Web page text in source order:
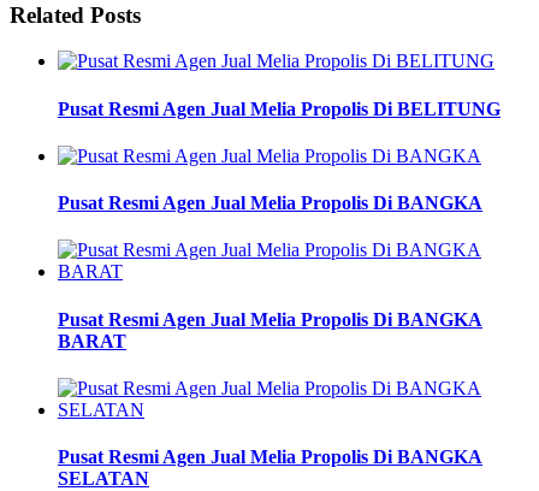
Related Posts
Pusat Resmi Agen Jual Melia Propolis Di BELITUNG
Pusat Resmi Agen Jual Melia Propolis Di BANGKA
Pusat Resmi Agen Jual Melia Propolis Di BANGKA
BARAT
Pusat Resmi Agen Jual Melia Propolis Di BANGKA
SELATAN